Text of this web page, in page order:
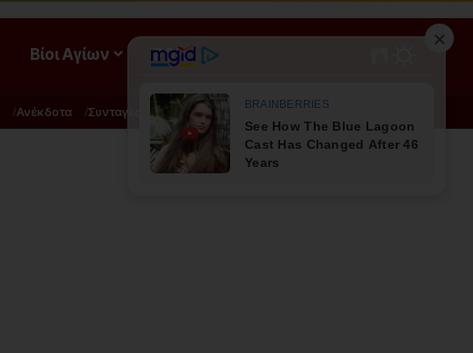
Βίοι Αγίων ΡΟΗ
Ανέκδοτα Συνταγές Διατροφή - Φυσική Ιατρική